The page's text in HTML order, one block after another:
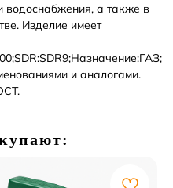
водоснабжения, а также в
Изделие имеет
и аналогами.